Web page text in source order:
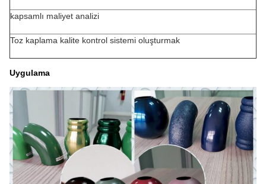
kapsamlı maliyet analizi
Toz kaplama kalite kontrol sistemi oluşturmak
Uygulama